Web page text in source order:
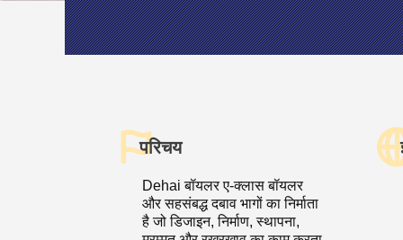
परिचय
Dehai बॉयलर ए-क्लास बॉयलर
और सहसंबद्ध दबाव भागों का निर्माता
है जो डिजाइन, निर्माण, स्थापना,